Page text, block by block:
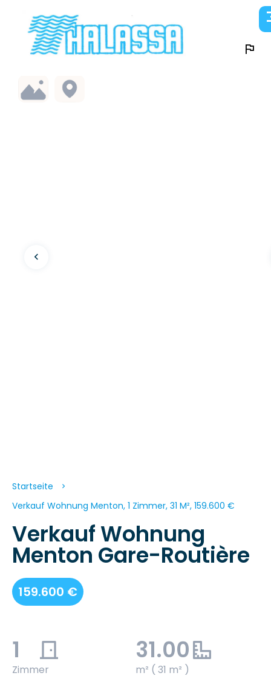
Startseite
Verkauf Wohnung Menton, 1 Zimmer, 31 M², 159.600 €
Verkauf Wohnung
Menton Gare-Routière
159.600 €
1
Zimmer
31.00
m² ( 31 m² )